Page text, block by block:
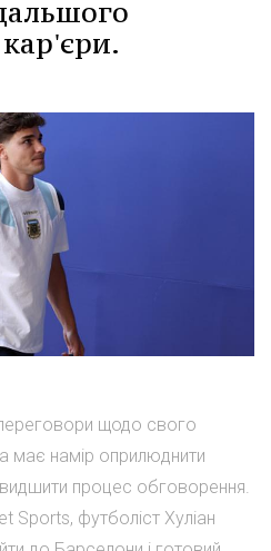
щодо свого
має намір оприлюднити
процес обговорення.
Sports, футболіст Хуліан